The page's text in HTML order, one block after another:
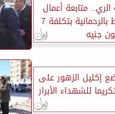
متابعة أعمال
تبطين ترعة بويط بالرحمانية بتكلفة 7
جنيه
إكليل الزهور على
للشهداء الأبرار